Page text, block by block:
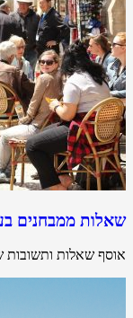
שאלות ממבחנים
אוסף שאלות ותשובות